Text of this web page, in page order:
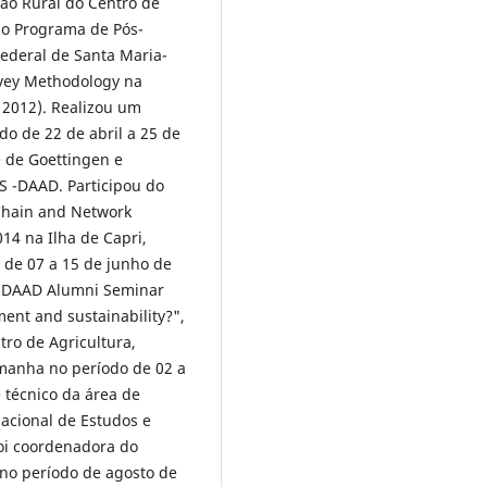
Programa de Pós-
de Santa Maria-
Methodology na
Realizou um
de 22 de abril a 25 de
Goettingen e
-DAAD. Participou do
and Network
na Ilha de Capri,
07 a 15 de junho de
Alumni Seminar
and sustainability?",
de Agricultura,
no período de 02 a
técnico da área de
de Estudos e
coordenadora do
período de agosto de